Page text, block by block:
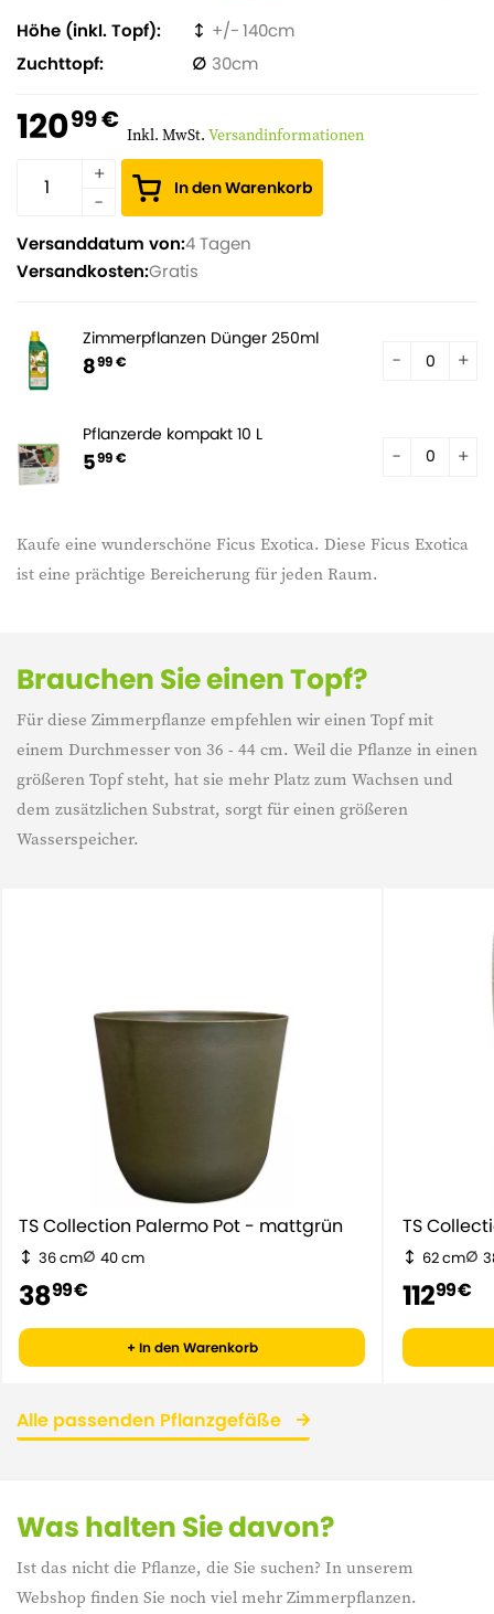
Kaufe eine wunderschöne Ficus Exotica. Diese Ficus Exotica
ist eine prächtige Bereicherung für jeden Raum.
Höhe (inkl. Topf)
140
Zuchttopf
30
12099 € Inkl. MwSt. Versandinformationen
In den Warenkorb
Versanddatum von:4 Tagen
Versandkosten:Gratis
Zimmerpflanzen Dünger 250ml
899 €
Pflanzerde kompakt 10 L
599 €
Brauchen Sie einen Topf?
Für diese Zimmerpflanze empfehlen wir einen Topf mit
einem Durchmesser von 36 - 44 cm. Weil die Pflanze in einen
größeren Topf steht, hat sie mehr Platz zum Wachsen und
dem zusätzlichen Substrat, sorgt für einen größeren
Wasserspeicher.
TS Collection Palermo Pot - mattgrün
36 cm 40 cm
3899 €
+ In den Warenkorb
TS
62 cm
11299 €
Alle passenden Pflanzgefäße
Was halten Sie davon?
Ist das nicht die Pflanze, die Sie suchen? In unserem
Webshop finden Sie noch viel mehr Zimmerpflanzen.